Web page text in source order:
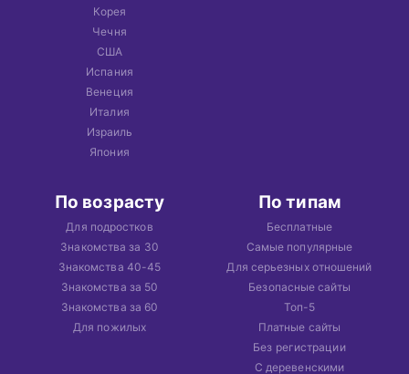
Корея
Чечня
США
Испания
Венеция
Италия
Израиль
Япония
По возрасту
Для подростков
Знакомства за 30
Знакомства 40-45
Знакомства за 50
Знакомства за 60
Для пожилых
По типам
Бесплатные
Самые популярные
Для серьезных отношений
Безопасные сайты
Топ-5
Платные сайты
Без регистрации
С деревенскими